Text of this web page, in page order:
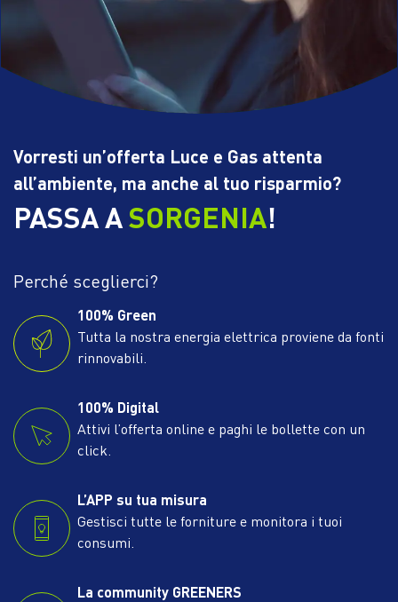
Vorresti un’offerta Luce e Gas attenta
all’ambiente, ma anche al tuo risparmio?
PASSA ASORGENIA!
Perché sceglierci?
100% Green
Tutta la nostra energia elettrica proviene da fonti
rinnovabili.
100% Digital
Attivi l’offerta online e paghi le bollette con un
click.
L’APP su tua misura
Gestisci tutte le forniture e monitora i tuoi
consumi.
La community GREENERS